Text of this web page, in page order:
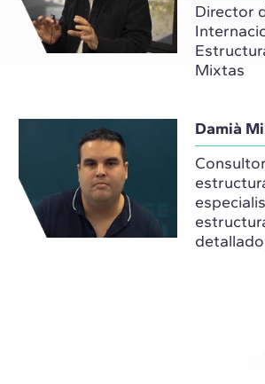
Director
Mixtas
Damià